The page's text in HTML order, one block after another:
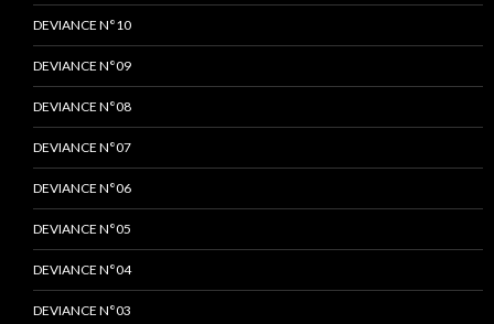
DEVIANCE N°10
DEVIANCE N°09
DEVIANCE N°08
DEVIANCE N°07
DEVIANCE N°06
DEVIANCE N°05
DEVIANCE N°04
DEVIANCE N°03